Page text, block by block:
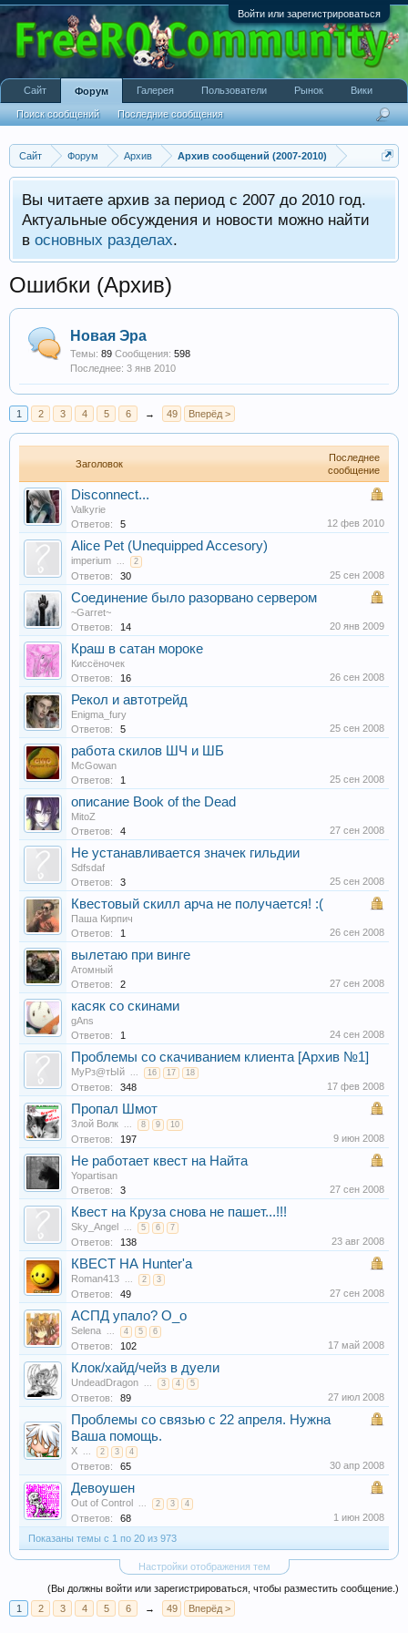
Войти или зарегистрироваться
Сайт Форум Архив Архив сообщений (2007-2010)
Вы читаете архив за период с 2007 до 2010 год.
Актуальные обсуждения и новости можно найти
в основных разделах.
Ошибки (Архив)
Новая Эра
Темы: 89 Сообщения: 598
3 янв 2010
1 2 3 4 5 6 → 49 Вперёд >
Заголовок
Последнее
сообщение
Disconnect...
Valkyrie
Ответов:
5 12 фев 2010
Alice Pet (Unequipped Accesory)
imperium ... 2
Ответов: 30 25 сен 2008
Соединение было разорвано сервером
~Garret~
Ответов:
14 20 янв 2009
Краш в сатан мороке
Киссёночек
Ответов:
16 26 сен 2008
Рекол и автотрейд
Enigma_fury
Ответов:
5 25 сен 2008
работа скилов ШЧ и ШБ
McGowan
Ответов:
1 25 сен 2008
описание Book of the Dead
MitoZ
Ответов:
4 27 сен 2008
Не устанавливается значек гильдии
Sdfsdaf
Ответов:
3 25 сен 2008
Квестовый скилл арча не получается! :(
Паша Кирпич
Ответов:
1 26 сен 2008
вылетаю при винге
Атомный
Ответов:
2 27 сен 2008
касяк со скинами
gAns
Ответов:
1 24 сен 2008
Проблемы со скачиванием клиента [Архив №1]
МуРз@тЫй ... 16 17 18
Ответов: 348 17 фев 2008
Пропал Шмот
Злой Волк ... 8 9 10
Ответов: 197 9 июн 2008
Не работает квест на Найта
Yopartisan
Ответов:
3 27 сен 2008
Квест на Круза снова не пашет...!!!
Sky_Angel ... 5 6 7
Ответов: 138 23 авг 2008
КВЕСТ НА Hunter'а
Roman413 ... 2 3
Ответов: 49 27 сен 2008
АСПД упало? О_о
Selena ... 4 5 6
Ответов: 102 17 май 2008
Клок/хайд/чейз в дуели
UndeadDragon ... 3 4 5
Ответов: 89 27 июл 2008
Проблемы со связью с 22 апреля. Нужна
Ваша помощь.
X ... 2 3 4
Ответов: 65 30 апр 2008
Девоушен
Out of Control ... 2 3 4
Ответов: 68
1 июн 2008
Показаны темы с 1 по 20 из 973
Настройки отображения тем
(Вы должны войти или зарегистрироваться, чтобы разместить сообщение.)
1
2 3 4 5 6 → 49 Вперёд >
Сайт Форум
Поиск сообщений Последние сообщения
Галерея Пользователи Рынок Вики